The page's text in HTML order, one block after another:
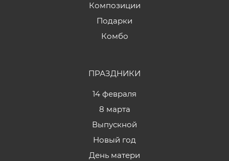
Композиции
Подарки
Комбо
ПРАЗДНИКИ
14 февраля
8 марта
Выпускной
Новый год
День матери